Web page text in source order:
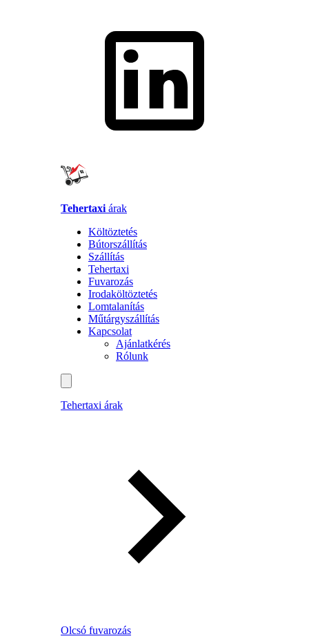
Tehertaxi árak
Költöztetés
Bútorszállítás
Szállítás
Tehertaxi
Fuvarozás
Irodaköltöztetés
Lomtalanítás
Műtárgyszállítás
Kapcsolat
Ajánlatkérés
Rólunk
Tehertaxi árak
Olcsó fuvarozás